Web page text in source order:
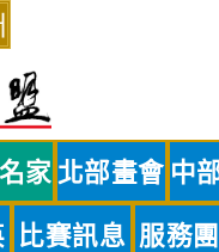
家 北部畫會 中
比賽訊息 服務